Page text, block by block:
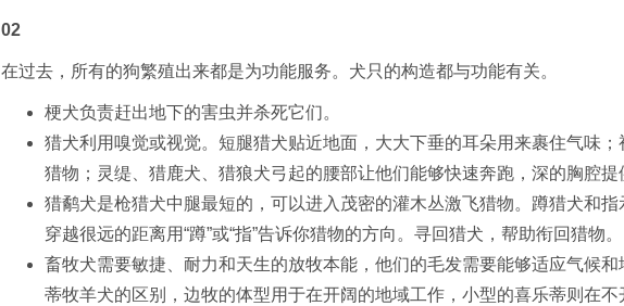
02
在过去，所有的狗繁殖出来都是为功能服务。犬只的构造都与功能有关。
梗犬负责赶出地下的害虫并杀死它们。
猎犬利用嗅觉或视觉。短腿猎犬贴近地面，大大下垂的耳朵用来裹住气味
猎物；灵缇、猎鹿犬、猎狼犬弓起的腰部让他们能够快速奔跑，深的胸腔提
猎鹬犬是枪猎犬中腿最短的，可以进入茂密的灌木丛激飞猎物。蹲猎犬和
穿越很远的距离用“蹲”或“指”告诉你猎物的方向。寻回猎犬，帮助衔回猎物。
畜牧犬需要敏捷、耐力和天生的放牧本能，他们的毛发需要能够适应气候
蒂牧羊犬的区别，边牧的体型用于在开阔的地域工作，小型的喜乐蒂则在不